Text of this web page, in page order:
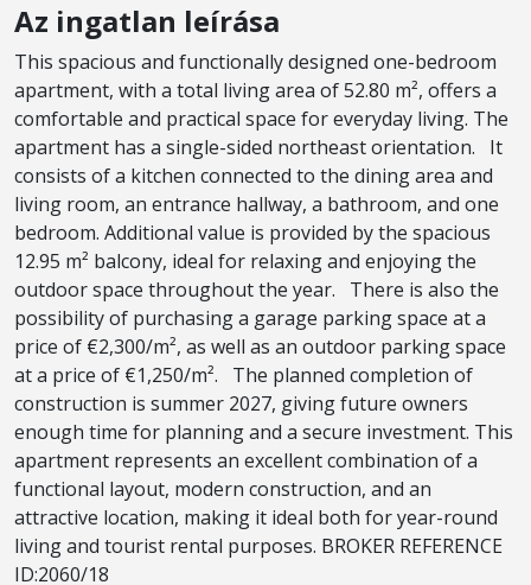
Az ingatlan leírása
This spacious and functionally designed one-bedroom
apartment, with a total living area of 52.80 m², offers a
comfortable and practical space for everyday living. The
apartment has a single-sided northeast orientation. It
consists of a kitchen connected to the dining area and
living room, an entrance hallway, a bathroom, and one
bedroom. Additional value is provided by the spacious
12.95 m² balcony, ideal for relaxing and enjoying the
outdoor space throughout the year. There is also the
possibility of purchasing a garage parking space at a
price of €2,300/m², as well as an outdoor parking space
at a price of €1,250/m². The planned completion of
construction is summer 2027, giving future owners
enough time for planning and a secure investment. This
apartment represents an excellent combination of a
functional layout, modern construction, and an
attractive location, making it ideal both for year-round
living and tourist rental purposes. BROKER REFERENCE
ID:2060/18